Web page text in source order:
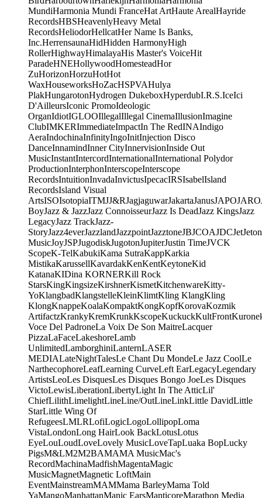
MundiHarmonia Mundi FranceHat ArtHaute ArealHayride
RecordsHBSHeavenlyHeavy Metal
RecordsHeliodorHellcatHer Name Is Banks,
Inc.HerrensaunaHidHidden HarmonyHigh
RollerHighwayHimalayaHis Master's VoiceHit
ParadeHNEHollywoodHomesteadHor
ZuHorizonHorzuHotHot
WaxHouseworksHoZacHSPVAHulya
PlakHungarotonHydrogen DukeboxHyperdubI.R.S.IceIci
D'AilleursIconic PromoIdeologic
OrganIdiotIGLOOIllegalIllegal CinemaIllusionImagine
ClubIMKERImmediateImpactIn The RedINAIndigo
AeraIndochinaInfinityIngoInitInjection Disco
DanceInnamindInner CityInnervisionInside Out
MusicInstantIntercordInternationalInternational Polydor
ProductionInterphonInterscopeInterscope
RecordsIntuitionInvadaInvictusIpecacIRSIsabelIsland
RecordsIsland Visual
ArtsISOIsotopiaITMJJ&RJagjaguwarJakartaJanusJAPOJARO
BoyJazz & JazzJazz ConnoisseurJazz Is DeadJazz KingsJazz
LegacyJazz TrackJazz-
StoryJazz4everJazzlandJazzpointJazztoneJBJCOAJDCJetJeton
MusicJoyJSPJugodiskJugotonJupiterJustin TimeJVCK
ScopeK-TelKabukiKama SutraKappKarkia
MistikaKarussellKavardakKenKentKeytoneKid
KatanaKIDina KORNERKill Rock
StarsKingKingsizeKirshnerKismetKitchenwareKitty-
YoKlangbadKlangstelleKleinKlimtKling KlangKling
KlongKnappeKoalaKompaktKongKopfKorovaKozmik
ArtifactzKrankyKremKrunkKscopeKuckuckKultFront
Voce Del PadroneLa Voix De Son MaitreLacquer
PizzaLaFaceLakeshoreLamb
UnlimitedLamborghiniLanternLASER
MEDIALateNightTalesLe Chant Du MondeLe Jazz CoolLe
NarthecophoreLeafLearning CurveLeft EarLegacyLegendary
ArtistsLeoLes DisquesLes Disques Bongo JoeLes Disques
VictoLewisLiberationLibertyLight In The AtticLil'
ChiefLilithLimelightLineLine/OutLineLinkLittle DavidLittle
StarLittle Wing Of
RefugeesLMLRLofiLogicLogoLollipopLoma
VistaLondonLong HairLook BackLotusLotus
EyeLouLoudLoveLovely MusicLoveTapLuaka BopLucky
PigsM&LM2M2BAMAMA MusicMac's
RecordMachinaMadfishMagentaMagic
MusicMagnetMagnetic LoftMain
EventMainstreamMAMMama BarleyMama Told
YaMangoManhattanManic EarsManticoreMarathon Media